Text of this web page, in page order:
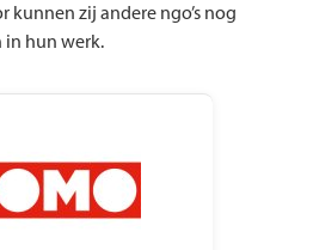
zij andere ngo’s nog
in hun werk.